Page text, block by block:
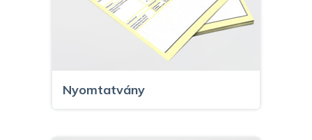
Nyomtatvány